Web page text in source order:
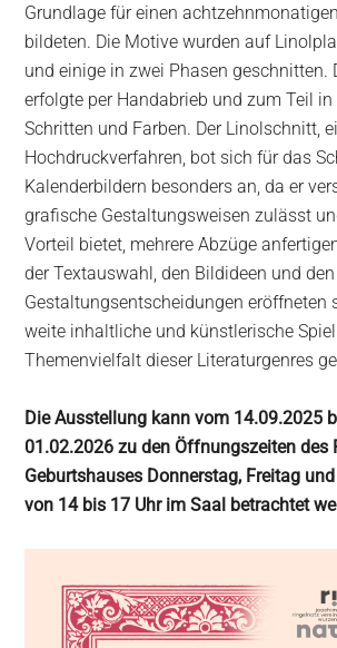
Grundlage für einen
bildeten. Die Motive wurden auf
und einige in zwei Phasen geschnitten.
erfolgte per Handabrieb und zum Teil in
Schritten und Farben. Der Linolschnitt,
Hochdruckverfahren, bot sich für das
Kalenderbildern besonders an, da er
grafische Gestaltungsweisen zulässt
Vorteil bietet, mehrere Abzüge
der Textauswahl, den Bildideen und den
Gestaltungsentscheidungen eröffneten
weite inhaltliche und künstlerische
Themenvielfalt dieser Literaturgenres
Die Ausstellung kann vom 14.09.2025
01.02.2026 zu den Öffnungszeiten des
Geburtshauses Donnerstag, Freitag
von 14 bis 17 Uhr im Saal betrachtet